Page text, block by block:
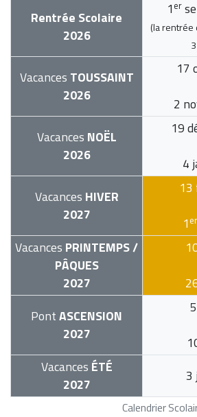
Calendrier
Rentrée Scolaire
2026
1 er
(la rentrée
Vacances TOUSSAINT
2026
17
2
Vacances NOËL
2026
19
4
Vacances HIVER
2027
1er
Vacances PRINTEMPS /
PÂQUES
2027
PontASCENSION
2027
Vacances ÉTÉ
2027
3